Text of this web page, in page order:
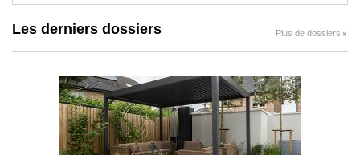
Les derniers dossiers Plus de dossiers